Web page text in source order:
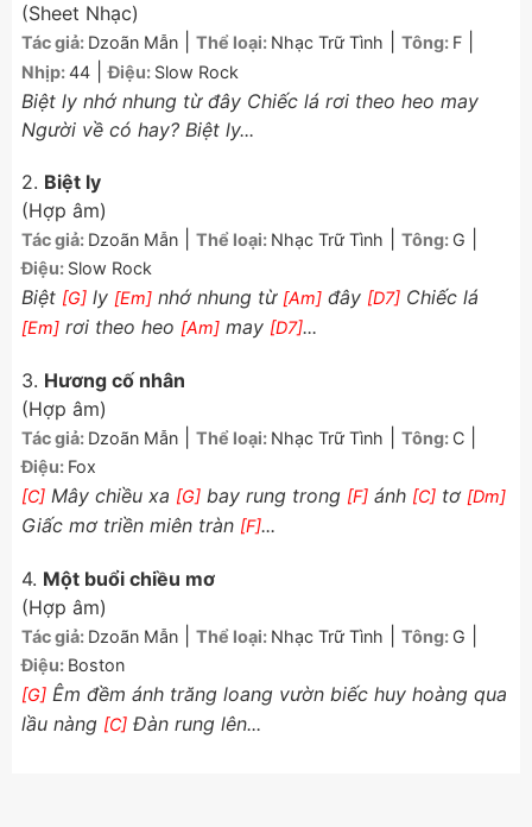
(Sheet Nhạc)
Tác giả: Dzoãn Mẫn Thể loại: Nhạc Trữ Tình Tông: F
Nhịp:44 |Điệu: Slow Rock
Biệt ly nhớ nhung từ đây Chiếc lá rơi theo heo may
Người về có hay? Biệt ly...
2. Biệt ly
(Hợp âm)
Tác giả: Dzoãn Mẫn Thể loại: Nhạc Trữ Tình Tông: G
Điệu: Slow Rock
Biệt [G] ly [Em] nhớ nhung từ [Am] đây [D7] Chiếc lá
[Em] rơi theo heo [Am] may [D7]...
3. Hương cố nhân
(Hợp âm)
Tác giả: Dzoãn Mẫn Thể loại: Nhạc Trữ Tình Tông: C
Điệu: Fox
[C] Mây chiều xa [G] bay rung trong [F] ánh [C] tơ [Dm]
Giấc mơ triền miên tràn [F]...
4. Một buổi chiều mơ
(Hợp âm)
Tác giả: Dzoãn Mẫn Thể loại: Nhạc Trữ Tình Tông: G
Điệu: Boston
[G] Êm đềm ánh trăng loang vườn biếc huy hoàng qua
lầu nàng [C] Ðàn rung lên...